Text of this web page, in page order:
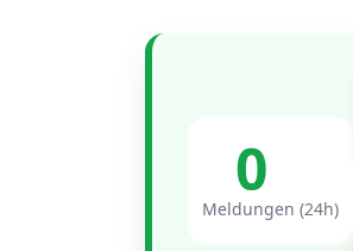
0
Meldungen (24h)